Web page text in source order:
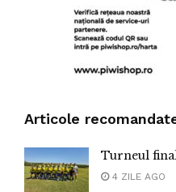
Articole
Turneul
4 ZILE AGO